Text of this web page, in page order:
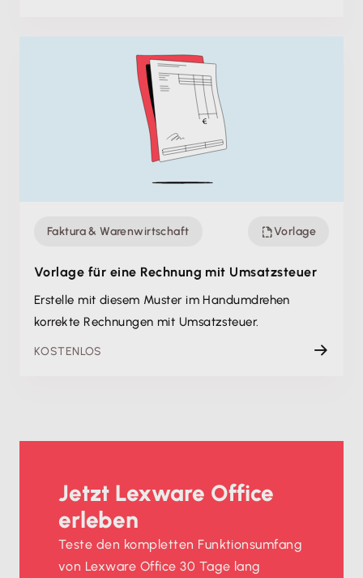
Faktura & Warenwirtschaft Vorlage
Vorlage für eine Rechnung mit Umsatzsteuer
Erstelle mit diesem Muster im Handumdrehen
korrekte Rechnungen mit Umsatzsteuer.
KOSTENLOS
Jetzt Lexware Office
erleben
Teste den kompletten Funktionsumfang
von Lexware Office 30 Tage lang